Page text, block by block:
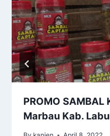
PROMO SAMBAL
Marbau Kab.